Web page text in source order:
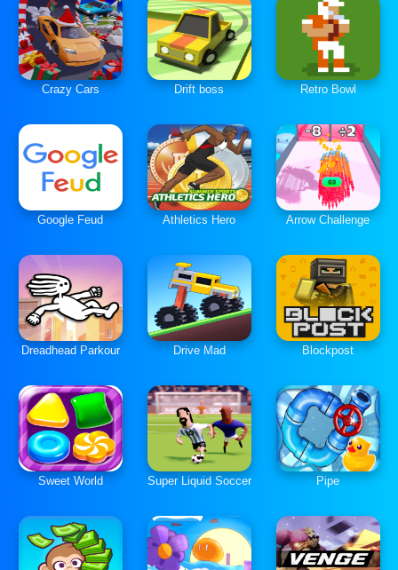
Crazy Cars Drift boss Retro Bowl
Google Feud Athletics Hero Arrow Challenge
Dreadhead Parkour Drive Mad Blockpost
Sweet World Super Liquid Soccer Pipe